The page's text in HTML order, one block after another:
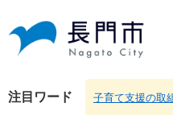
頭
飛注目ワード 子育て支援の取